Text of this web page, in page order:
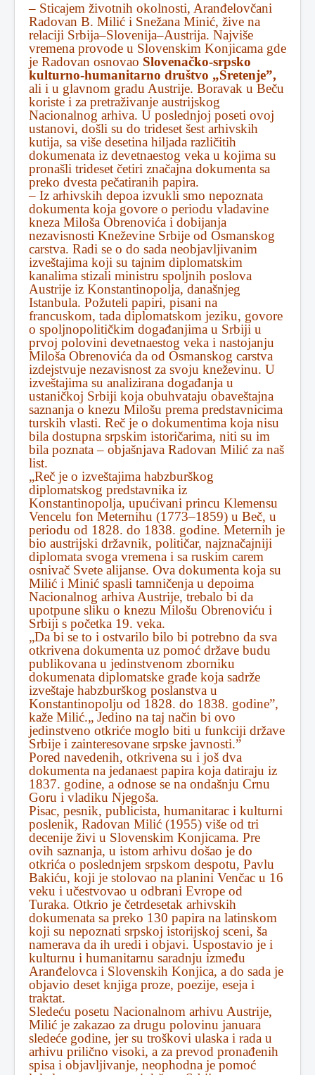
– Sticajem životnih okolnosti, Aranđelovčani
Radovan B. Milić i Snežana Minić, žive na
relaciji Srbija–Slovenija–Austrija. Najviše
vremena provode u Slovenskim Konjicama gde
je Radovan osnovao Slovenačko-srpsko
kulturno-humanitarno društvo „Sretenje”,
ali i u glavnom gradu Austrije. Boravak u Beču
koriste i za pretraživanje austrijskog
Nacionalnog arhiva. U poslednjoj poseti ovoj
ustanovi, došli su do trideset šest arhivskih
kutija, sa više desetina hiljada različitih
dokumenata iz devetnaestog veka u kojima su
pronašli trideset četiri značajna dokumenta sa
preko dvesta pečatiranih papira.
– Iz arhivskih depoa izvukli smo nepoznata
dokumenta koja govore o periodu vladavine
kneza Miloša Obrenovića i dobijanja
nezavisnosti Kneževine Srbije od Osmanskog
carstva. Radi se o do sada neobjavljivanim
izveštajima koji su tajnim diplomatskim
kanalima stizali ministru spoljnih poslova
Austrije iz Konstantinopolja, današnjeg
Istanbula. Požuteli papiri, pisani na
francuskom, tada diplomatskom jeziku, govore
o spoljnopolitičkim događanjima u Srbiji u
prvoj polovini devetnaestog veka i nastojanju
Miloša Obrenovića da od Osmanskog carstva
izdejstvuje nezavisnost za svoju kneževinu. U
izveštajima su analizirana događanja u
ustaničkoj Srbiji koja obuhvataju obaveštajna
saznanja o knezu Milošu prema predstavnicima
turskih vlasti. Reč je o dokumentima koja nisu
bila dostupna srpskim istoričarima, niti su im
bila poznata – objašnjava Radovan Milić za naš
list.
„Reč je o izveštajima habzburškog
diplomatskog predstavnika iz
Konstantinopolja, upućivani princu Klemensu
Vencelu fon Meternihu (1773–1859) u Beč, u
periodu od 1828. do 1838. godine. Meternih je
bio austrijski državnik, političar, najznačajniji
diplomata svoga vremena i sa ruskim carem
osnivač Svete alijanse. Ova dokumenta koja su
Milić i Minić spasli tamničenja u depoima
Nacionalnog arhiva Austrije, trebalo bi da
upotpune sliku o knezu Milošu Obrenoviću i
Srbiji s početka 19. veka.
„Da bi se to i ostvarilo bilo bi potrebno da sva
otkrivena dokumenta uz pomoć države budu
publikovana u jedinstvenom zborniku
dokumenata diplomatske građe koja sadrže
izveštaje habzburškog poslanstva u
Konstantinopolju od 1828. do 1838. godine”,
kaže Milić.„ Jedino na taj način bi ovo
jedinstveno otkriće moglo biti u funkciji države
Srbije i zainteresovane srpske javnosti.”
Pored navedenih, otkrivena su i još dva
dokumenta na jedanaest papira koja datiraju iz
1837. godine, a odnose se na ondašnju Crnu
Goru i vladiku Njegoša.
Pisac, pesnik, publicista, humanitarac i kulturni
poslenik, Radovan Milić (1955) više od tri
decenije živi u Slovenskim Konjicama. Pre
ovih saznanja, u istom arhivu došao je do
otkrića o poslednjem srpskom despotu, Pavlu
Bakiću, koji je stolovao na planini Venčac u 16
veku i učestvovao u odbrani Evrope od
Turaka. Otkrio je četrdesetak arhivskih
dokumenata sa preko 130 papira na latinskom
koji su nepoznati srpskoj istorijskoj sceni, ša
namerava da ih uredi i objavi. Uspostavio je i
kulturnu i humanitarnu saradnju između
Aranđelovca i Slovenskih Konjica, a do sada je
objavio deset knjiga proze, poezije, eseja i
traktat.
Sledeću posetu Nacionalnom arhivu Austrije,
Milić je zakazao za drugu polovinu januara
sledeće godine, jer su troškovi ulaska i rada u
arhivu prilično visoki, a za prevod pronađenih
spisa i objavljivanje, neophodna je pomoć